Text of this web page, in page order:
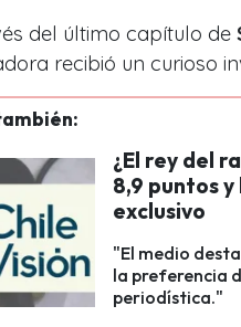
del último capítulo de
recibió un curioso
¿El rey del
8,9 puntos
exclusivo
"El medio
la preferencia
periodística."